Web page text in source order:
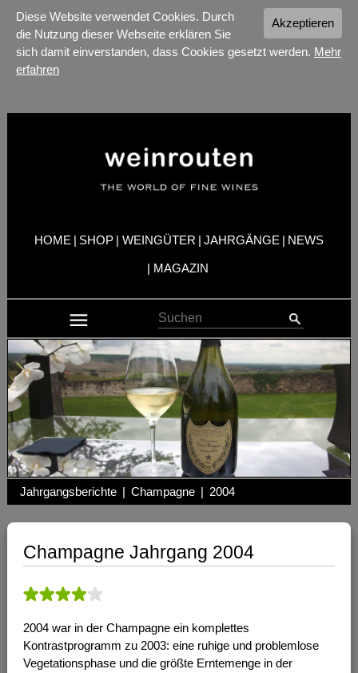
Akzeptieren
Diese Website verwendet Cookies. Durch
die Nutzung dieser Webseite erklären Sie
sich damit einverstanden, dass Cookies gesetzt werden. Mehr
erfahren
HOME | SHOP | WEINGÜTER | JAHRGÄNGE | NEWS
| MAGAZIN
Jahrgangsberichte | Champagne | 2004
Champagne Jahrgang 2004
2004 war in der Champagne ein komplettes
Kontrastprogramm zu 2003: eine ruhige und problemlose
Vegetationsphase und die größte Erntemenge in der